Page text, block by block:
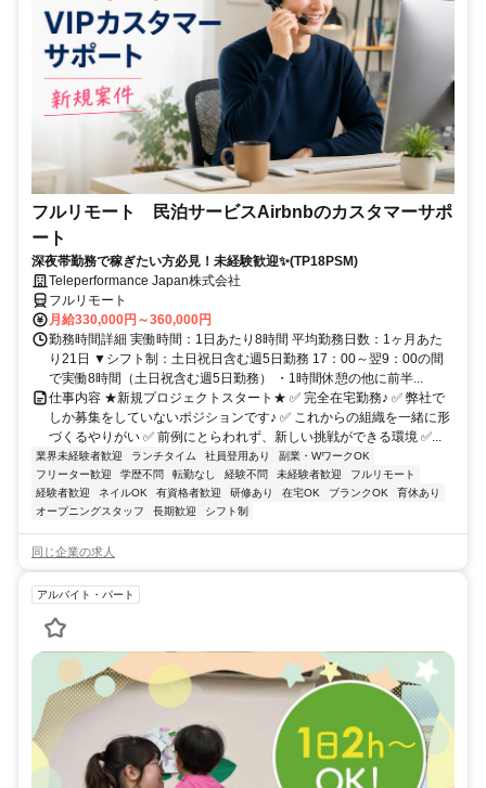
フルリモート 民泊サービスAirbnbのカスタマーサポ
ート
深夜帯勤務で稼ぎたい方必見！未経験歓迎✨(TP18PSM)
Teleperformance Japan株式会社
フルリモート
月給330,000円～360,000円
勤務時間詳細 実働時間：1日あたり8時間 平均勤務日数：1ヶ月あた
り21日 ▼シフト制：土日祝日含む週5日勤務 17：00～翌9：00の間
で実働8時間（土日祝含む週5日勤務） ・1時間休憩の他に前半...
仕事内容 ★新規プロジェクトスタート★ ✅ 完全在宅勤務♪ ✅ 弊社で
しか募集をしていないポジションです♪ ✅ これからの組織を一緒に形
づくるやりがい ✅ 前例にとらわれず、新しい挑戦ができる環境 ✅...
業界未経験者歓迎 ランチタイム 社員登用あり
副業・WワークOK
フリーター歓迎
学歴不問 転勤なし 経験不問 未経験者歓迎
フルリモート
経験者歓迎
ネイルOK 有資格者歓迎 研修あり 在宅OK ブランクOK
育休あり
オープニングスタッフ
長期歓迎 シフト制
同じ企業の求人
アルバイト・パート